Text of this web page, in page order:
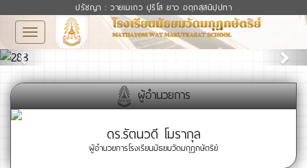
ปรัชญา : วายเมเถว ปุริโส ยาว อตฺถสฺสนิปฺปทา
Toggle
navigation
Previous Next
ผู้อำนวยการ
ดร.รัตนวดี โมรากุล
ผู้อำนวยการโรงเรียนมัธยมวัดมกุฏกษัตริย์